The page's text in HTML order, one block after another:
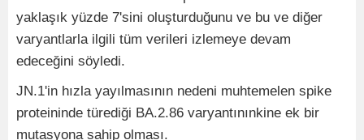
yaklaşık yüzde 7'sini oluşturduğunu ve bu ve diğer
varyantlarla ilgili tüm verileri izlemeye devam
edeceğini söyledi.
JN.1'in hızla yayılmasının nedeni muhtemelen spike
proteininde türediği BA.2.86 varyantınınkine ek bir
mutasyona sahip olması.